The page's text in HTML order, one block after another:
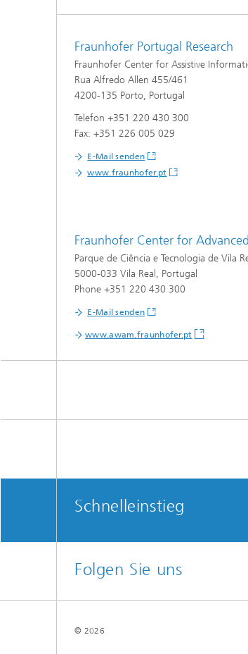
Fraunhofer Portugal Research
Fraunhofer Center for Assistive
Rua Alfredo Allen 455/461
4200-135 Porto, Portugal
Telefon +351 220 430 300
Fax: +351 226 005 029
E-Mail senden
www.fraunhofer.pt
Fraunhofer Center for
Parque de Ciência e Tecnologia de Vila
5000-033 Vila Real, Portugal
Phone +351 220 430 300
E-Mail senden
www.awam.fraunhofer.pt
Schnelleinstieg
Folgen Sie uns
© 2026